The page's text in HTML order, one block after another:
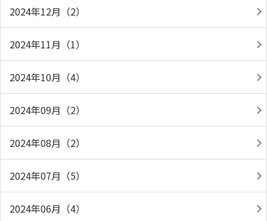
2024年12月（2）
2024年11月（1）
2024年10月（4）
2024年09月（2）
2024年08月（2）
2024年07月（5）
2024年06月（4）